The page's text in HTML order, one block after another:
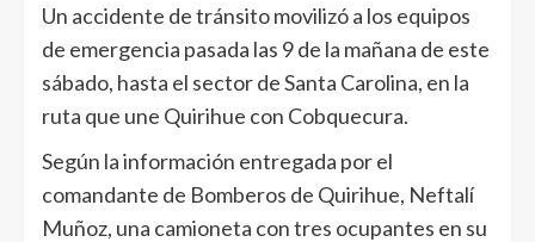
Un accidente de tránsito movilizó a los equipos
de emergencia pasada las 9 de la mañana de este
sábado, hasta el sector de Santa Carolina, en la
ruta que une Quirihue con Cobquecura.
Según la información entregada por el
comandante de Bomberos de Quirihue, Neftalí
Muñoz, una camioneta con tres ocupantes en su